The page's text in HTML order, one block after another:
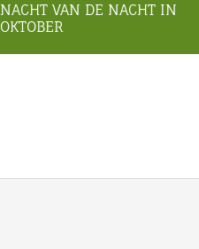
NACHT VAN DE NACHT IN
OKTOBER